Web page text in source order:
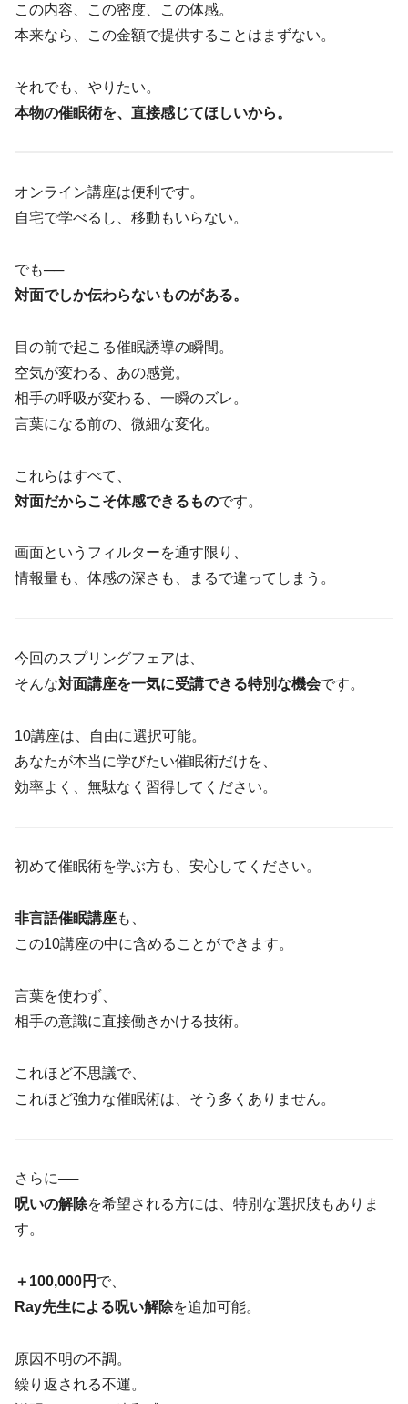
この内容、この密度、この体感。
本来なら、この金額で提供することはまずない。
それでも、やりたい。
本物の催眠術を、直接感じてほしいから。
オンライン講座は便利です。
自宅で学べるし、移動もいらない。
でも──
対面でしか伝わらないものがある。
目の前で起こる催眠誘導の瞬間。
空気が変わる、あの感覚。
相手の呼吸が変わる、一瞬のズレ。
言葉になる前の、微細な変化。
これらはすべて、
対面だからこそ体感できるものです。
画面というフィルターを通す限り、
情報量も、体感の深さも、まるで違ってしまう。
今回のスプリングフェアは、
そんな対面講座を一気に受講できる特別な機会です。
10講座は、自由に選択可能。
あなたが本当に学びたい催眠術だけを、
効率よく、無駄なく習得してください。
初めて催眠術を学ぶ方も、安心してください。
非言語催眠講座も、
この10講座の中に含めることができます。
言葉を使わず、
相手の意識に直接働きかける技術。
これほど不思議で、
これほど強力な催眠術は、そう多くありません。
さらに──
呪いの解除を希望される方には、特別な選択肢もありま
す。
＋100,000円 で、
Ray先生による呪い解除を追加可能。
原因不明の不調。
繰り返される不運。